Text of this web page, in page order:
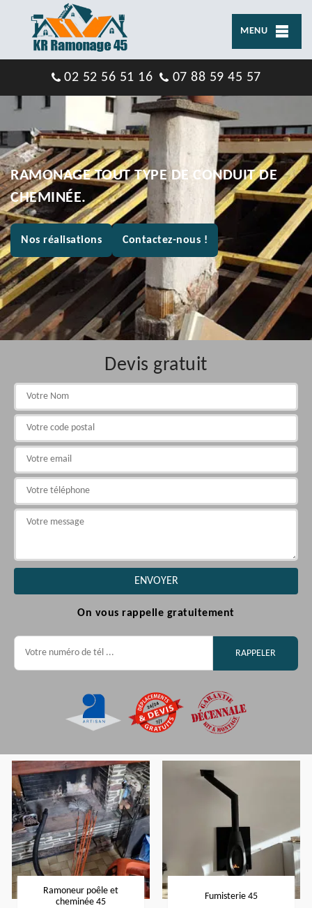
MENU
02 52 56 51 16 07 88 59 45 57
RAMONAGE TOUT TYPE DE CONDUIT DE
CHEMINÉE.
Nos réalisations Contactez-nous !
Devis gratuit
On vous rappelle gratuitement
Ramoneur poêle et
cheminée 45
Fumisterie 45